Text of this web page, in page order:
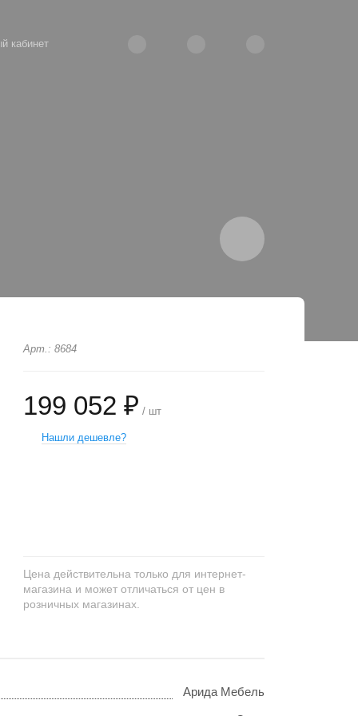
кабинет
Арт.: 8684
199 052 ₽ / шт
Нашли дешевле?
Цена действительна только для интернет-
магазина и может отличаться от цен в
розничных магазинах.
Арида Мебель